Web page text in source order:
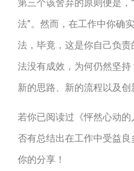
第三个该舍弃的原则便是
法”。然而，在工作中你确
法，毕竟，这是你自己负
法没有成效，为何仍然坚
新的思路、新的流程以及创
若你已阅读过《怦然心动
否有总结出在工作中受益
你的分享！